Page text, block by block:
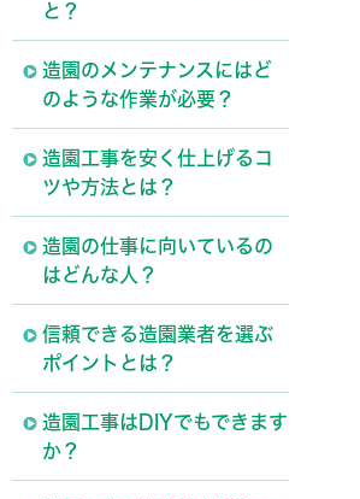
と？
造園のメンテナンスにはど
のような作業が必要？
造園工事を安く仕上げるコ
ツや方法とは？
造園の仕事に向いているの
はどんな人？
信頼できる造園業者を選ぶ
ポイントとは？
造園工事はDIYでもできます
か？